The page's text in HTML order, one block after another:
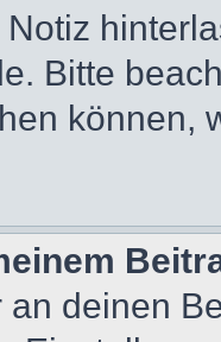
Bitte
können,
deinen